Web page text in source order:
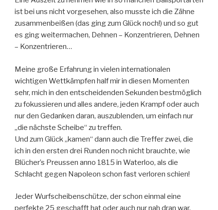
ist bei uns nicht vorgesehen, also musste ich die Zähne
zusammenbeißen (das ging zum Glück noch!) und so gut
es ging weitermachen, Dehnen – Konzentrieren, Dehnen
– Konzentrieren…
Meine große Erfahrung in vielen internationalen
wichtigen Wettkämpfen half mir in diesen Momenten
sehr, mich in den entscheidenden Sekunden bestmöglich
zu fokussieren und alles andere, jeden Krampf oder auch
nur den Gedanken daran, auszublenden, um einfach nur
„die nächste Scheibe“ zu treffen.
Und zum Glück „kamen“ dann auch die Treffer zwei, die
ich in den ersten drei Runden noch nicht brauchte, wie
Blücher’s Preussen anno 1815 in Waterloo, als die
Schlacht gegen Napoleon schon fast verloren schien!
Jeder Wurfscheibenschütze, der schon einmal eine
perfekte 25 geschafft hat oder auch nur nah dran war,